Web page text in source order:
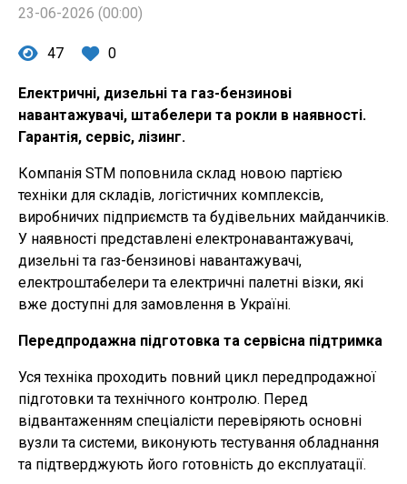
23-06-2026 (00:00)
47 0
Електричні, дизельні та газ-бензинові
навантажувачі, штабелери та рокли в наявності.
Гарантія, сервіс, лізинг.
Компанія STM поповнила склад новою партією
техніки для складів, логістичних комплексів,
виробничих підприємств та будівельних майданчиків.
У наявності представлені електронавантажувачі,
дизельні та газ-бензинові навантажувачі,
електроштабелери та електричні палетні візки, які
вже доступні для замовлення в Україні.
Передпродажна підготовка та сервісна підтримка
Уся техніка проходить повний цикл передпродажної
підготовки та технічного контролю. Перед
відвантаженням спеціалісти перевіряють основні
вузли та системи, виконують тестування обладнання
та підтверджують його готовність до експлуатації.